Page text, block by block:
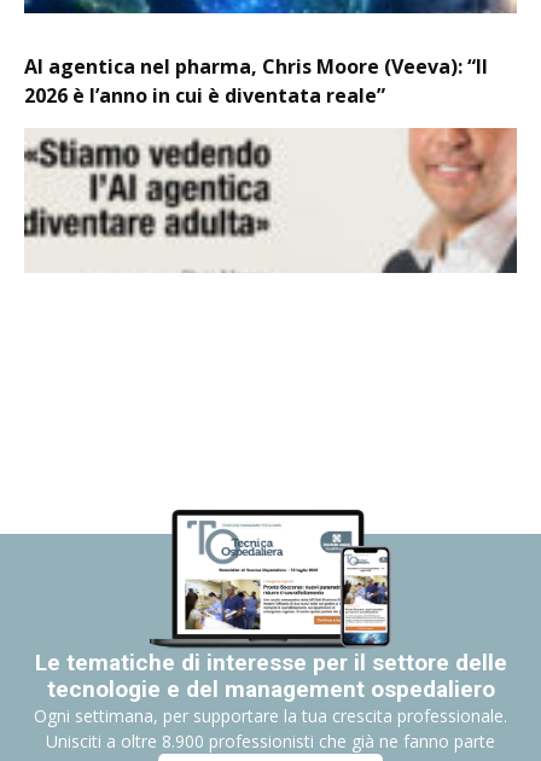
AI agentica nel pharma, Chris Moore (Veeva): “Il
2026 è l’anno in cui è diventata reale”
Le tematiche di interesse per il settore delle
tecnologie e del management ospedaliero
Ogni settimana, per supportare la tua crescita professionale.
Unisciti a oltre 8.900 professionisti che già ne fanno parte